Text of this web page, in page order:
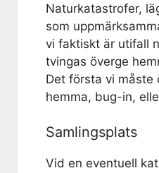
Naturkatastrofer,
som
vi faktiskt är utifall
tvingas överge
Det första vi måste
hemma, bug-in,
Samlingsplats
Vid en eventuell